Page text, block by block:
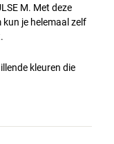
M. Met deze
je helemaal zelf
kleuren die